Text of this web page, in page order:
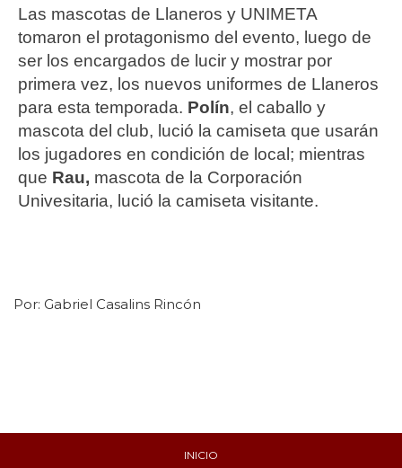
Las mascotas de Llaneros y UNIMETA
tomaron el protagonismo del evento, luego de
ser los encargados de lucir y mostrar por
primera vez, los nuevos uniformes de Llaneros
para esta temporada. Polín, el caballo y
mascota del club, lució la camiseta que usarán
los jugadores en condición de local; mientras
que Rau, mascota de la Corporación
Univesitaria, lució la camiseta visitante.
Por: Gabriel Casalins Rincón
INICIO